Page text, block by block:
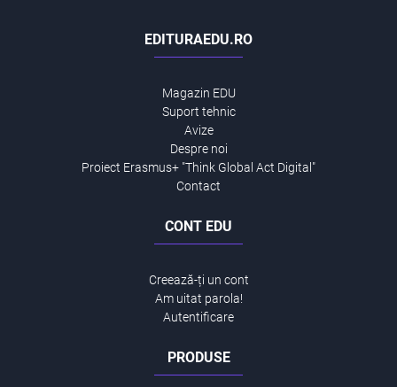
EDITURAEDU.RO
Magazin EDU
Suport tehnic
Avize
Despre noi
Proiect Erasmus+ "Think Global Act Digital"
Contact
CONT EDU
Creează-ți un cont
Am uitat parola!
Autentificare
PRODUSE